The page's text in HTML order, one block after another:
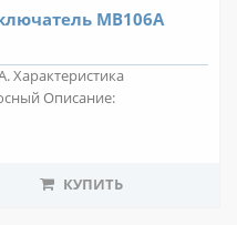
MB106A
Характеристика
Описание:
КУПИТЬ